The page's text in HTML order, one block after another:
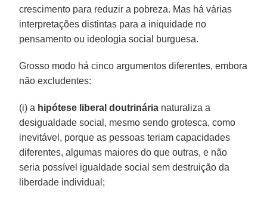
crescimento para reduzir a pobreza. Mas há várias
interpretações distintas para a iniquidade no
pensamento ou ideologia social burguesa.
Grosso modo há cinco argumentos diferentes, embora
não excludentes:
(i) a hipótese liberal doutrinária naturaliza a
desigualdade social, mesmo sendo grotesca, como
inevitável, porque as pessoas teriam capacidades
diferentes, algumas maiores do que outras, e não
seria possível igualdade social sem destruição da
liberdade individual;